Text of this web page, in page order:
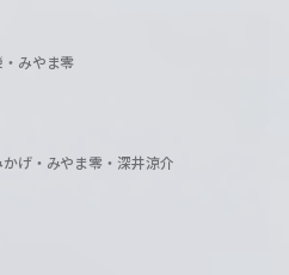
みやま零
げ・みやま零・深井涼介